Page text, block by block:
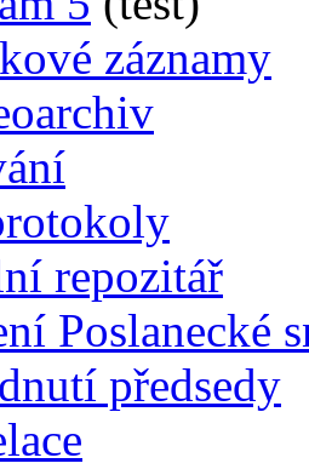
záznamy
repozitář
Poslanecké
předsedy